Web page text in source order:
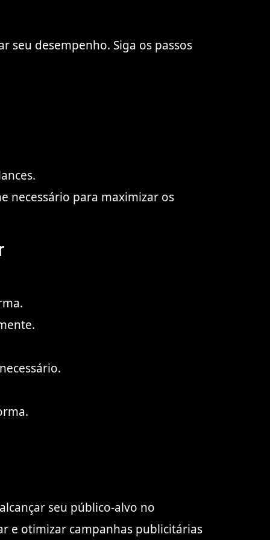
seu desempenho. Siga os passos
necessário para maximizar os
seu público-alvo no
e otimizar campanhas publicitárias